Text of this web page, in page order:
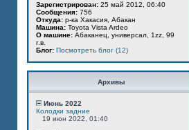
Зарегистрирован: 25 май 2012, 06:40
Сообщения: 756
Откуда: р-ка Хакасия, Абакан
Машина: Toyota Vista Ardeo
О машине: Абаканец, универсал, 1zz, 99
г.в.
Блог: Посмотреть блог (12)
Архивы
Июнь 2022
Колодки задние
19 июн 2022, 01:40